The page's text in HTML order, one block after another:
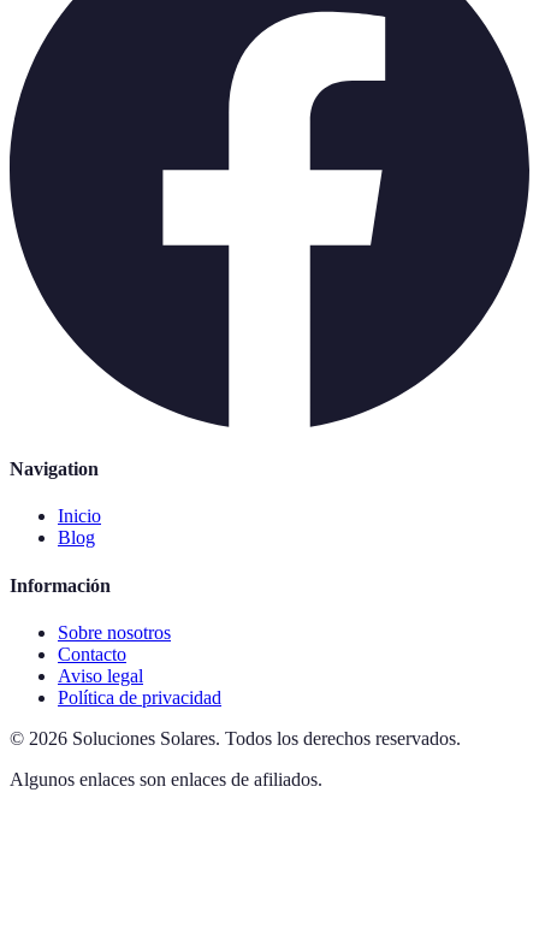
Navigation
Inicio
Blog
Información
Sobre nosotros
Contacto
Aviso legal
Política de privacidad
© 2026 Soluciones Solares. Todos los derechos reservados.
Algunos enlaces son enlaces de afiliados.